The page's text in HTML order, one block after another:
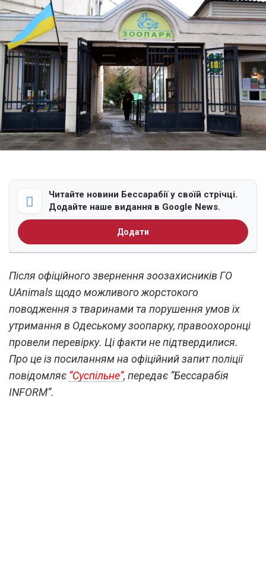
Читайте новини Бессарабії у своїй стрічці.
Додайте наше видання в Google News.
Додати
Після офіційного звернення зоозахисників ГО
UAnimals щодо можливого жорстокого
поводження з тваринами та порушення умов їх
утримання в Одеському зоопарку, правоохоронці
провели перевірку. Ці факти не підтвердилися.
Про це із посиланням на офіційний запит поліції
повідомляє “Суспільне”, передає “Бессарабія
INFORM”.